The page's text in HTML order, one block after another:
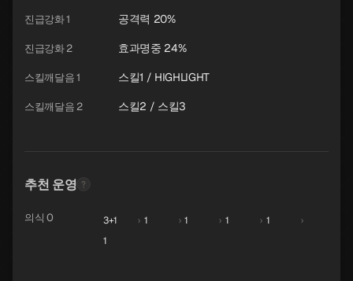
진급강화 1 공격력 20%
진급강화 2 효과명중 24%
스킬깨달음 1 스킬1 / HIGHLIGHT
스킬깨달음 2 스킬2 / 스킬3
추천 운영
의식 0 3+1 › 1 › 1 › 1 › 1
›
1